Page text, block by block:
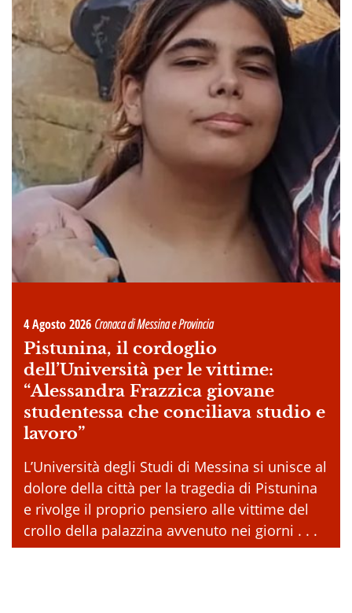
4 Agosto 2026 Cronaca di Messina e Provincia
Pistunina, il cordoglio
dell’Università per le vittime:
“Alessandra Frazzica giovane
studentessa che conciliava studio e
lavoro”
L’Università degli Studi di Messina si unisce al
dolore della città per la tragedia di Pistunina
e rivolge il proprio pensiero alle vittime del
crollo della palazzina avvenuto nei giorni . . .